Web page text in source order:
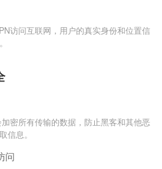
访问互联网，用户的真实身份和位置信
密所有传输的数据，防止黑客和其他恶
信息。
问